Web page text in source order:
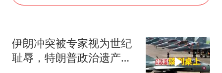
香港宏福苑火灾或由烟头引起
女主硬加吻戏短剧已下架
郑丽文：台湾从来没有“独立”过
伊朗冲突被专家视为世纪
耻辱，特朗普政治遗产遭